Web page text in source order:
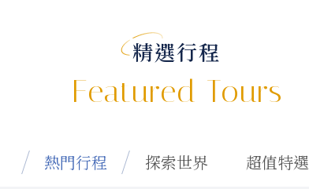
精選行程
Featured Tours
熱門行程 探索世界 超值特選